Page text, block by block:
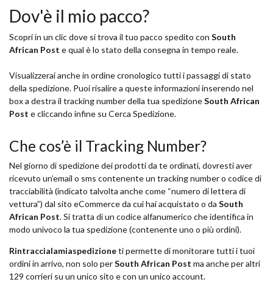
Dov'è il mio pacco?
Scopri in un clic dove si trova il tuo pacco spedito con South
African Post e qual è lo stato della consegna in tempo reale.
Visualizzerai anche in ordine cronologico tutti i passaggi di stato
della spedizione. Puoi risalire a queste informazioni inserendo nel
box a destra il tracking number della tua spedizioneSouth African
Post e cliccando infine su Cerca Spedizione.
Che cos’è il Tracking Number?
Nel giorno di spedizione dei prodotti da te ordinati, dovresti aver
ricevuto un’email o sms contenente un tracking number o codice di
tracciabilità (indicato talvolta anche come “numero di lettera di
vettura”) dal sito eCommerce da cui hai acquistato o da South
African Post. Si tratta di un codice alfanumerico che identifica in
modo univoco la tua spedizione (contenente uno o più ordini).
Rintraccialamiaspedizioneti permette di monitorare tutti i tuoi
ordini in arrivo, non solo perSouth African Post ma anche per altri
129 corrieri su un unico sito e con un unico account.